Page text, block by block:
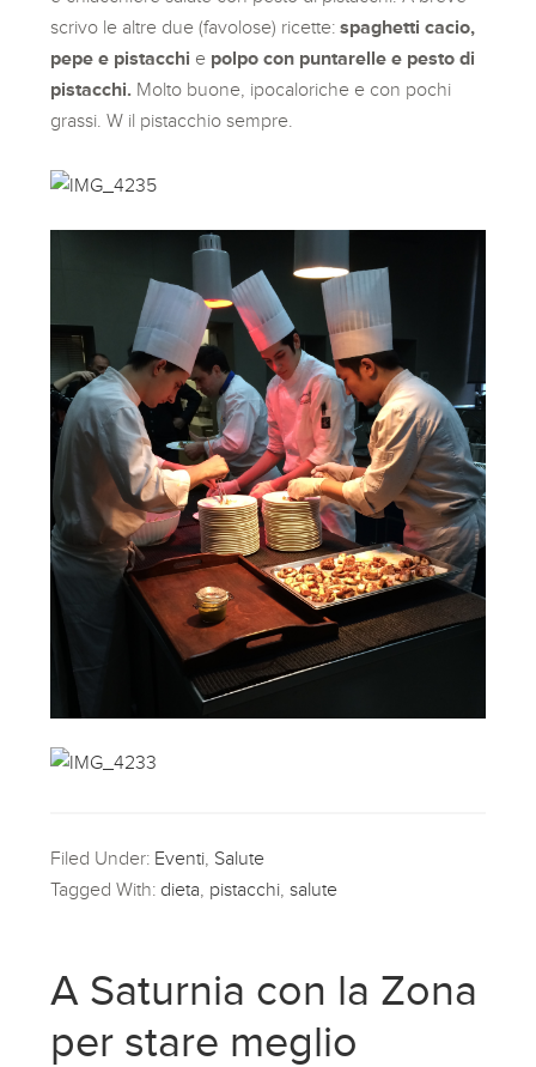
scrivo le altre due (favolose) ricette: spaghetti cacio,
pepe e pistacchi e polpo con puntarelle e pesto di
pistacchi. Molto buone, ipocaloriche e con pochi
grassi. W il pistacchio sempre.
Filed Under: Eventi Salute
Tagged With: dieta pistacchi ,salute
A Saturnia con la Zona
per stare meglio